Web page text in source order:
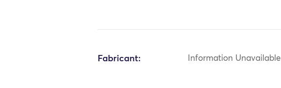
Fabricant: Information Unavailable